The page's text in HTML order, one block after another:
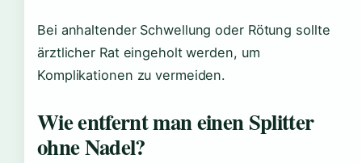
Bei anhaltender Schwellung oder Rötung sollte
ärztlicher Rat eingeholt werden, um
Komplikationen zu vermeiden.
Wie entfernt man einen Splitter
ohne Nadel?